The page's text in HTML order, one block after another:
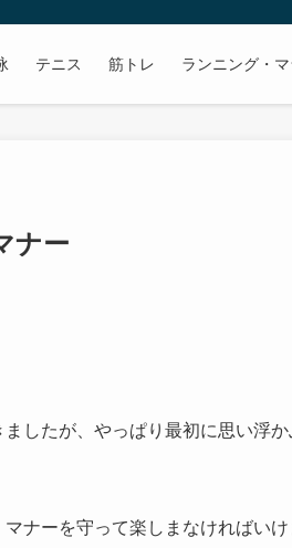
テニス 筋トレ ランニング・
ナー
したが、やっぱり最初に思い浮
ナーを守って楽しまなければいけ